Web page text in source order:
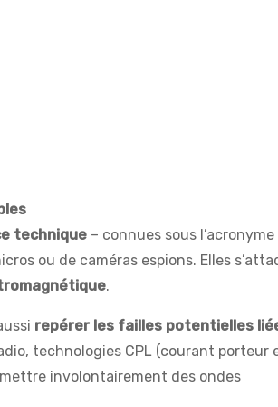
technique – connues sous l’acronyme
ou de caméras espions. Elles
.
repérer les failles potentielles
technologies CPL (courant porteur
involontairement des ondes